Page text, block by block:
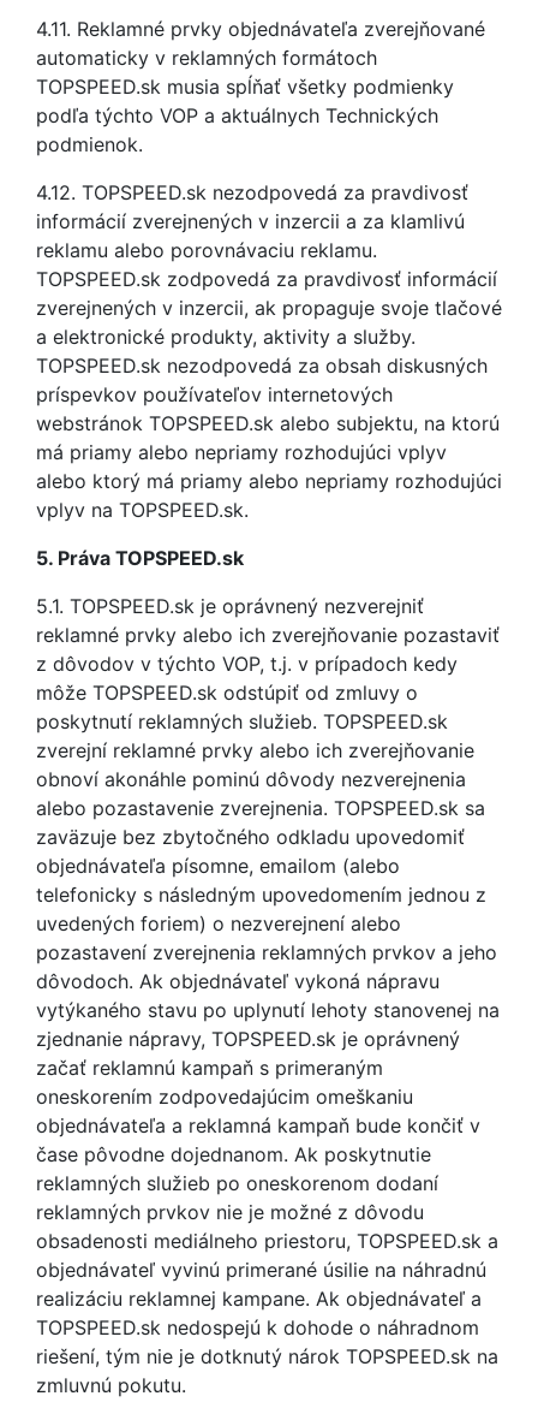
4.11. Reklamné prvky objednávateľa zverejňované
automaticky v reklamných formátoch
TOPSPEED.sk musia spĺňať všetky podmienky
podľa týchto VOP a aktuálnych Technických
podmienok.
4.12. TOPSPEED.sk nezodpovedá za pravdivosť
informácií zverejnených v inzercii a za klamlivú
reklamu alebo porovnávaciu reklamu.
TOPSPEED.sk zodpovedá za pravdivosť informácií
zverejnených v inzercii, ak propaguje svoje tlačové
a elektronické produkty, aktivity a služby.
TOPSPEED.sk nezodpovedá za obsah diskusných
príspevkov používateľov internetových
webstránok TOPSPEED.sk alebo subjektu, na ktorú
má priamy alebo nepriamy rozhodujúci vplyv
alebo ktorý má priamy alebo nepriamy rozhodujúci
vplyv na TOPSPEED.sk.
5. Práva TOPSPEED.sk
5.1. TOPSPEED.sk je oprávnený nezverejniť
reklamné prvky alebo ich zverejňovanie pozastaviť
z dôvodov v týchto VOP, t.j. v prípadoch kedy
môže TOPSPEED.sk odstúpiť od zmluvy o
poskytnutí reklamných služieb. TOPSPEED.sk
zverejní reklamné prvky alebo ich zverejňovanie
obnoví akonáhle pominú dôvody nezverejnenia
alebo pozastavenie zverejnenia. TOPSPEED.sk sa
zaväzuje bez zbytočného odkladu upovedomiť
objednávateľa písomne, emailom (alebo
telefonicky s následným upovedomením jednou z
uvedených foriem) o nezverejnení alebo
pozastavení zverejnenia reklamných prvkov a jeho
dôvodoch. Ak objednávateľ vykoná nápravu
vytýkaného stavu po uplynutí lehoty stanovenej na
zjednanie nápravy, TOPSPEED.sk je oprávnený
začať reklamnú kampaň s primeraným
oneskorením zodpovedajúcim omeškaniu
objednávateľa a reklamná kampaň bude končiť v
čase pôvodne dojednanom. Ak poskytnutie
reklamných služieb po oneskorenom dodaní
reklamných prvkov nie je možné z dôvodu
obsadenosti mediálneho priestoru, TOPSPEED.sk a
objednávateľ vyvinú primerané úsilie na náhradnú
realizáciu reklamnej kampane. Ak objednávateľ a
TOPSPEED.sk nedospejú k dohode o náhradnom
riešení, tým nie je dotknutý nárok TOPSPEED.sk na
zmluvnú pokutu.